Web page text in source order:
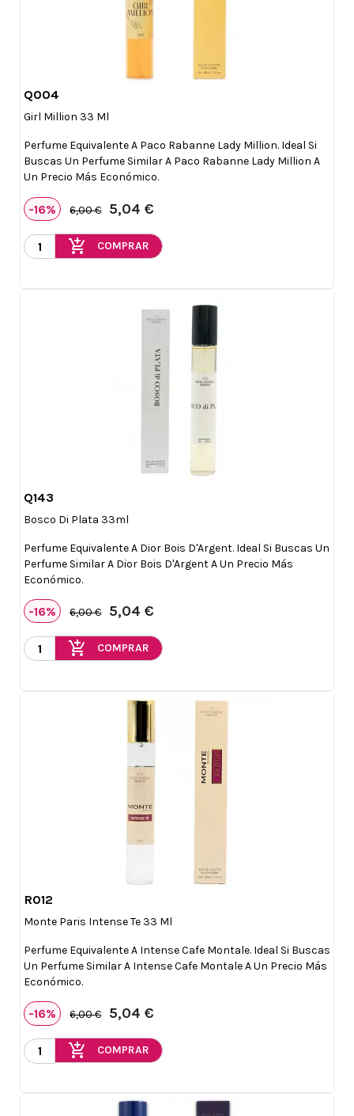
Q004
Girl Million 33 Ml
Perfume Equivalente A Paco Rabanne Lady Million. Ideal Si
Buscas Un Perfume Similar A Paco Rabanne Lady Million A
Un Precio Más Económico.
-16% 6,00 € 5,04 €
add_shopping_cart COMPRAR
Q143
Bosco Di Plata 33ml
Perfume Equivalente A Dior Bois D'Argent. Ideal Si Buscas Un
Perfume Similar A Dior Bois D'Argent A Un Precio Más
Económico.
-16% 6,00 € 5,04 €
add_shopping_cart COMPRAR
R012
Monte Paris Intense Te 33 Ml
Perfume Equivalente A Intense Cafe Montale. Ideal Si Buscas
Un Perfume Similar A Intense Cafe Montale A Un Precio Más
Económico.
-16% 6,00 € 5,04 €
add_shopping_cart COMPRAR